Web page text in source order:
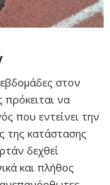
στον
να
που εντείνει την
της κατάστασης
δεχθεί
και πλήθος